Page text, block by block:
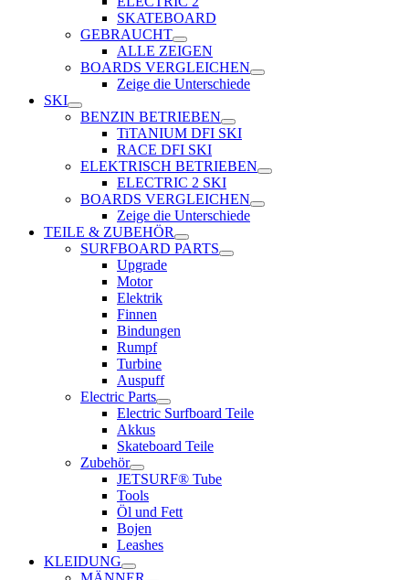
SKATEBOARD
GEBRAUCHT
ALLE ZEIGEN
BOARDS VERGLEICHEN
Zeige die Unterschiede
SKI
BENZIN BETRIEBEN
TiTANIUM DFI SKI
RACE DFI SKI
ELEKTRISCH BETRIEBEN
ELECTRIC 2 SKI
BOARDS VERGLEICHEN
Zeige die Unterschiede
TEILE & ZUBEHÖR
SURFBOARD PARTS
Upgrade
Motor
Elektrik
Finnen
Bindungen
Rumpf
Turbine
Auspuff
Electric Parts
Electric Surfboard Teile
Akkus
Skateboard Teile
Zubehör
JETSURF® Tube
Tools
Öl und Fett
Bojen
Leashes
KLEIDUNG